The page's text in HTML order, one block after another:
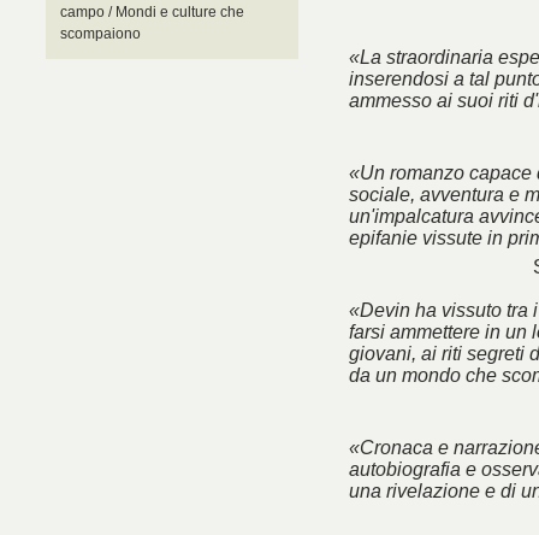
campo / Mondi e culture che
scompaiono
«La straordinaria
inserendosi a tal
ammesso ai suoi riti
«Un romanzo capace
sociale, avventura e
un'impalcatura
epifanie vissute in
«Devin ha vissuto tra
farsi ammettere in un
giovani, ai riti segreti
da un mondo che
«Cronaca e
autobiografia e
una rivelazione e di